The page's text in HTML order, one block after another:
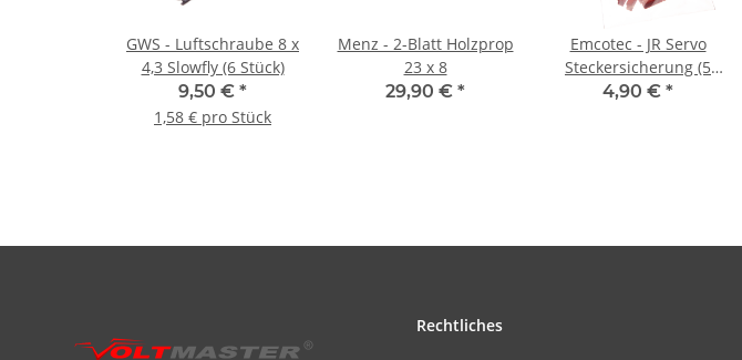
GWS - Luftschraube 8 x
4,3 Slowfly (6 Stück)
9,50 € *
1,58 € pro Stück
Menz - 2-Blatt Holzprop
23 x 8
29,90 € *
Emcotec - JR Servo
Steckersicherung (5
Stück)
4,90 € *
Rechtliches